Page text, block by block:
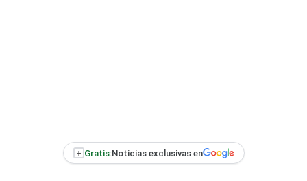
+ Gratis:Noticias exclusivas en